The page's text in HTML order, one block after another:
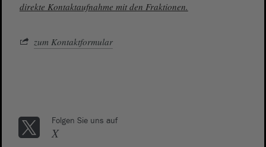
direkte Kontaktaufnahme mit den Fraktionen.
zum Kontaktformular
Folgen Sie uns auf
X